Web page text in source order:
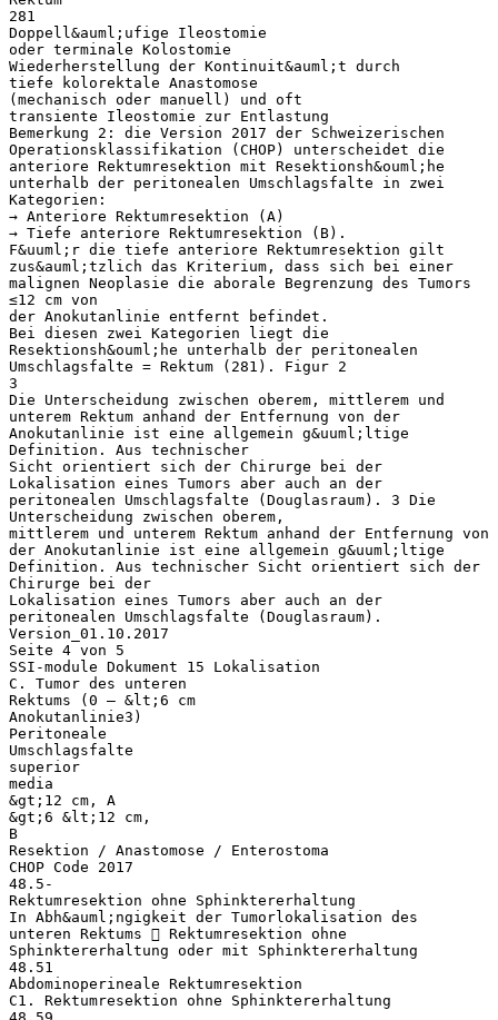
281
Doppell&auml;ufige Ileostomie
oder terminale Kolostomie
Wiederherstellung der Kontinuit&auml;t durch
tiefe kolorektale Anastomose
(mechanisch oder manuell) und oft
transiente Ileostomie zur Entlastung
Bemerkung 2: die Version 2017 der Schweizerischen
Operationsklassifikation (CHOP) unterscheidet die
anteriore Rektumresektion mit Resektionsh&ouml;he
unterhalb der peritonealen Umschlagsfalte in zwei
Kategorien:
→ Anteriore Rektumresektion (A)
→ Tiefe anteriore Rektumresektion (B).
F&uuml;r die tiefe anteriore Rektumresektion gilt
zus&auml;tzlich das Kriterium, dass sich bei einer
malignen Neoplasie die aborale Begrenzung des Tumors
≤12 cm von
der Anokutanlinie entfernt befindet.
Bei diesen zwei Kategorien liegt die
Resektionsh&ouml;he unterhalb der peritonealen
Umschlagsfalte = Rektum (281). Figur 2
3
Die Unterscheidung zwischen oberem, mittlerem und
unterem Rektum anhand der Entfernung von der
Anokutanlinie ist eine allgemein g&uuml;ltige
Definition. Aus technischer
Sicht orientiert sich der Chirurge bei der
Lokalisation eines Tumors aber auch an der
peritonealen Umschlagsfalte (Douglasraum). 3 Die
Unterscheidung zwischen oberem,
mittlerem und unterem Rektum anhand der Entfernung von
der Anokutanlinie ist eine allgemein g&uuml;ltige
Definition. Aus technischer Sicht orientiert sich der
Chirurge bei der
Lokalisation eines Tumors aber auch an der
peritonealen Umschlagsfalte (Douglasraum).
Version_01.10.2017
Seite 4 von 5
SSI-module Dokument 15 Lokalisation
C. Tumor des unteren
Rektums (0 – &lt;6 cm
Anokutanlinie3)
Peritoneale
Umschlagsfalte
superior
media
&gt;12 cm, A
&gt;6 &lt;12 cm,
B
Resektion / Anastomose / Enterostoma
CHOP Code 2017
48.5-
Rektumresektion ohne Sphinktererhaltung
In Abh&auml;ngigkeit der Tumorlokalisation des
unteren Rektums  Rektumresektion ohne
Sphinktererhaltung oder mit Sphinktererhaltung
48.51
Abdominoperineale Rektumresektion
C1. Rektumresektion ohne Sphinktererhaltung